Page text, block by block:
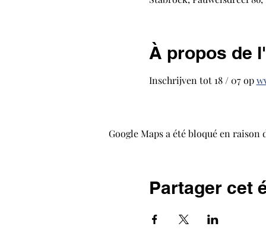
À propos de
Inschrijven tot 18 / 07 op
Google Maps a été bloqué en
Partager cet